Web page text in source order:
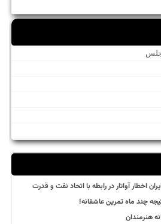
اخطار آواتار در رابطه با اتحاد نفت و قدرت
چند ماه تمرین عاشقانه!
هنرمندان